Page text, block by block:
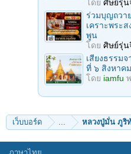
โดย ศิษย์รุ่น
ร่วมบุญถวา
เคราะพระ
พูน
โดย ศิษย์รุ่น
เสียงธรรม
ที่ ๖ สิงหาค
โดย iamfu
เว็บบอร์ด ... หลวงปู่มั่น ภูริ